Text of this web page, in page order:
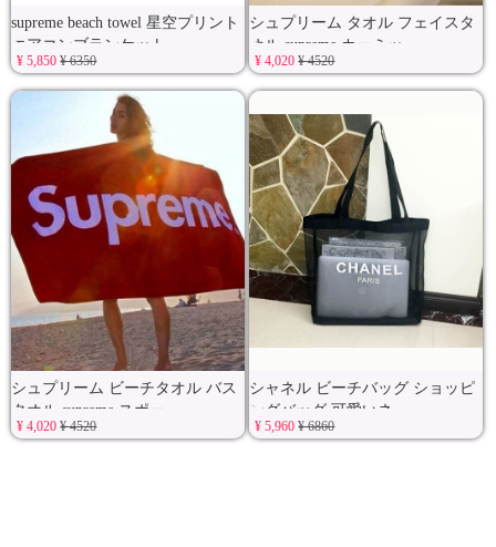
supreme beach towel 星空プリント
エアコンブランケット
¥ 5,850¥ 6350
シュプリーム タオル フェイスタ
オル supreme カーミッ
¥ 4,020¥ 4520
シュプリーム ビーチタオル バス
タオル supreme スポー
¥ 4,020¥ 4520
シャネル ビーチバッグ ショッピ
ングバッグ 可愛いネ
¥ 5,960¥ 6860